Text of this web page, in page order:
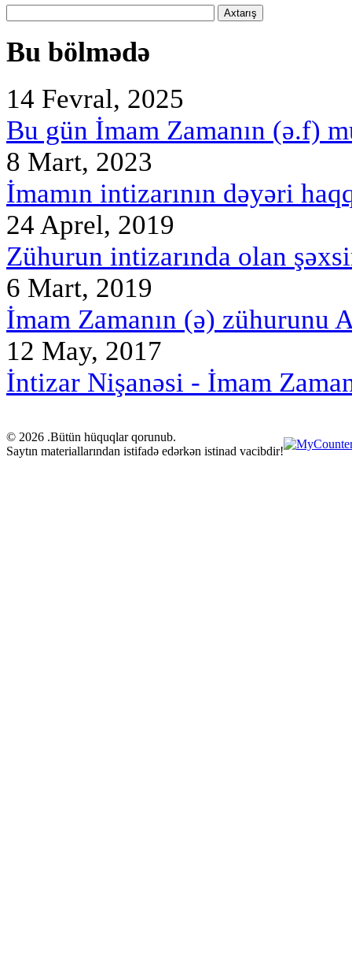
Axtarış
Bu bölmədə
14 Fevral, 2025
Bu gün İmam Zamanın (ə.f)
8 Mart, 2023
İmamın intizarının dəyəri
24 Aprel, 2019
Zühurun intizarında olan
6 Mart, 2019
İmam Zamanın (ə) zühurunu
12 May, 2017
İntizar Nişanəsi - İmam
© 2026 .Bütün hüquqlar qorunub.
Saytın materiallarından istifadə edərkən istinad vacibdir!